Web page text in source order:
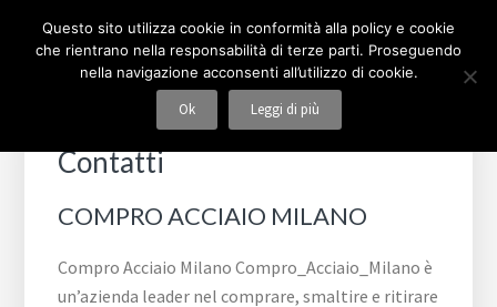
navigazione
COMPRO ACCIAIO MILANO
Contatti
COMPRO ACCIAIO MILANO
Compro Acciaio Milano Compro_Acciaio_Milano è
un’azienda leader nel comprare, smaltire e ritirare
laterale
primaria
Questo sito utilizza cookie in conformità alla policy e cookie
che rientrano nella responsabilità di terze parti. Proseguendo
nella navigazione acconsenti all’utilizzo di cookie.
Ok Leggi di più